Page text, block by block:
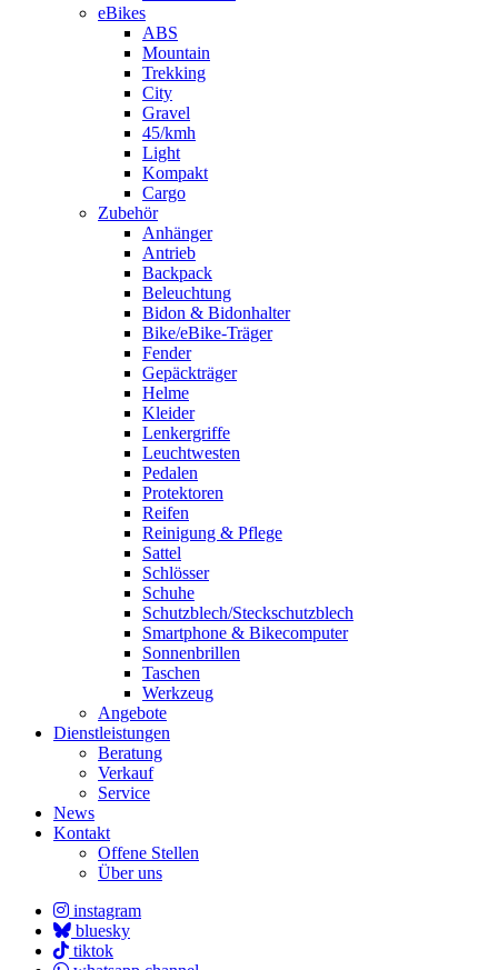
eBikes
ABS
Mountain
Trekking
City
Gravel
45/kmh
Light
Kompakt
Cargo
Zubehör
Anhänger
Antrieb
Backpack
Beleuchtung
Bidon & Bidonhalter
Bike/eBike-Träger
Fender
Gepäckträger
Helme
Kleider
Lenkergriffe
Leuchtwesten
Pedalen
Protektoren
Reifen
Reinigung & Pflege
Sattel
Schlösser
Schuhe
Schutzblech/Steckschutzblech
Smartphone & Bikecomputer
Sonnenbrillen
Taschen
Werkzeug
Angebote
Dienstleistungen
Beratung
Verkauf
Service
News
Kontakt
Offene Stellen
Über uns
instagram
bluesky
tiktok